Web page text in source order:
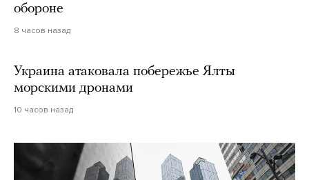
обороне
8 часов назад
Украина атаковала побережье Ялты
морскими дронами
10 часов назад